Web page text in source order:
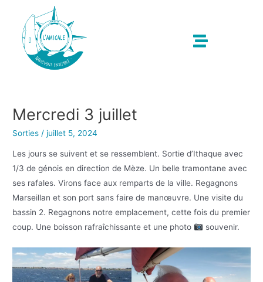
Mercredi 3 juillet
Sorties /juillet 5, 2024
Les jours se suivent et se ressemblent. Sortie d’Ithaque avec
1/3 de génois en direction de Mèze. Un belle tramontane avec
ses rafales. Virons face aux remparts de la ville. Regagnons
Marseillan et son port sans faire de manœuvre. Une visite du
bassin 2. Regagnons notre emplacement, cette fois du premier
coup. Une boisson rafraîchissante et une photo
souvenir.